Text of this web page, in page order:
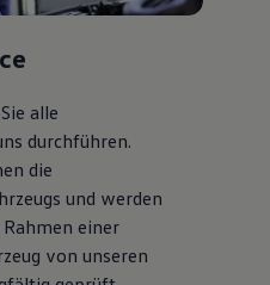
alle
durchführen.
die
und werden
einer
von unseren